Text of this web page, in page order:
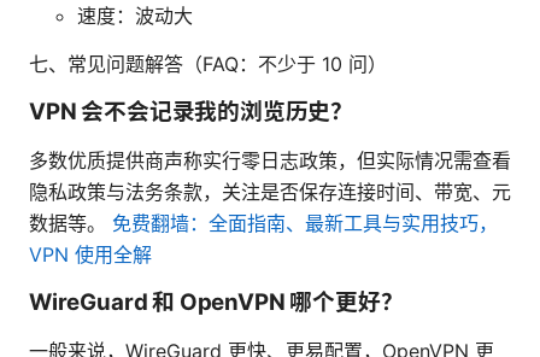
速度：波动大
七、常见问题解答（FAQ：不少于 10 问）
VPN 会不会记录我的浏览历史？
多数优质提供商声称实行零日志政策，但实际情况需查看
隐私政策与法务条款，关注是否保存连接时间、带宽、元
数据等。 免费翻墙：全面指南、最新工具与实用技巧，
VPN 使用全解
WireGuard 和 OpenVPN 哪个更好？
一般来说，WireGuard 更快、更易配置，OpenVPN 更